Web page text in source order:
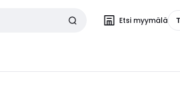
Etsi myymälä